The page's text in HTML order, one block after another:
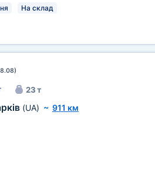
На склад
23 т
(UA) ~ 911 км